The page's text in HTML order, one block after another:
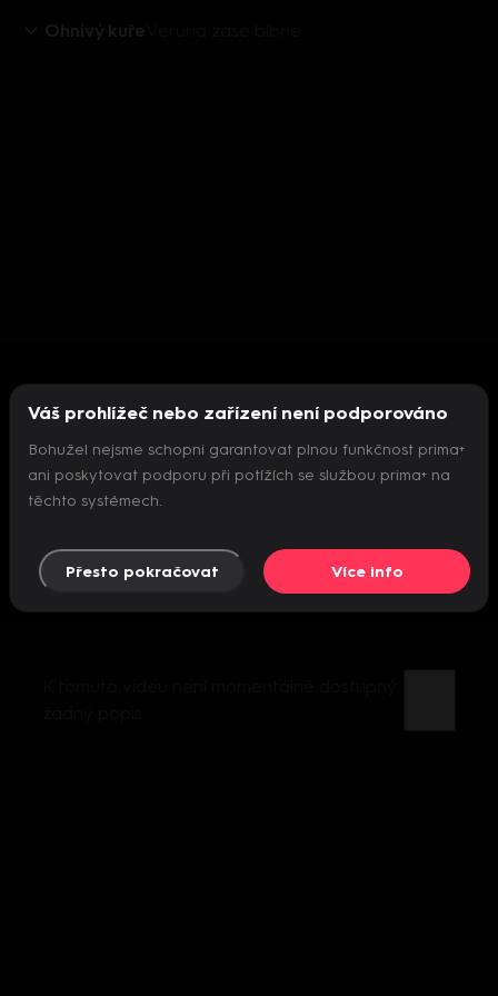
Ohnivý kuře
Nepodařilo se inicializovat přehrávač
Váš prohlížeč nebo zařízení není podporováno
Bohužel nejsme schopni garantovat plnou funkčnost prima+
ani poskytovat podporu při potížích se službou prima+ na
těchto systémech.
Přesto pokračovat Více info